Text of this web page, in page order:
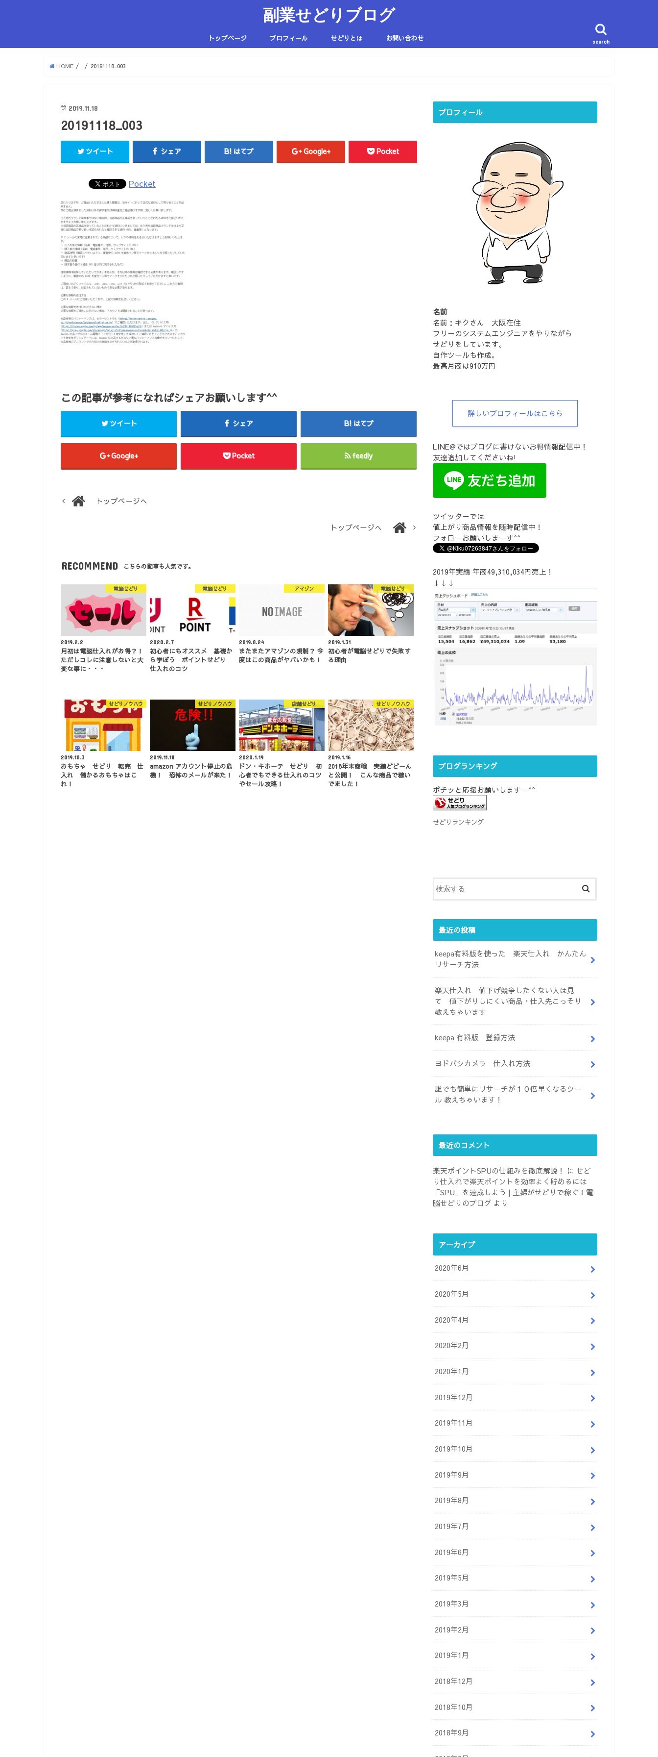
副業せどりブログ
search
トップページ プロフィール せどりとは お問い合わせ
HOME 20191118_003
2019.11.18
20191118_003
ツイート シェア はてブ Google+ Pocket
Pocket
この記事が参考になればシェアお願いします^^
ツイート シェア はてブ
Google+ Pocket feedly
トップページへ
トップページへ
RECOMMEND こちらの記事も人気です。
電脳せどり
2019.2.2
月初は電脳仕入れがお得？！
ただしコレに注意しないと大
変な事に・・・
電脳せどり
2020.2.7
初心者にもオススメ 基礎か
ら学ぼう ポイントせどり
仕入れのコツ
アマゾン
2019.8.24
またまたアマゾンの規制？ 今
度はこの商品がヤバいかも！
電脳せどり
2019.1.31
初心者が電脳せどりで失敗す
る理由
せどりノウハウ
2019.10.3
おもちゃ せどり 転売 仕
入れ 儲かるおもちゃはこ
れ！
せどりノウハウ
2019.11.18
amazon アカウント停止の危
機！ 恐怖のメールが来た！
店舗せどり
2020.1.19
ドン・キホーテ せどり 初
心者でもできる仕入れのコツ
やセール攻略！
せどりノウハウ
2019.1.16
2018年末商戦 実績どどーん
と公開！ こんな商品で稼い
でました！
プロフィール
名前
名前：キクさん 大阪在住
フリーのシステムエンジニアをやりながら
せどりをしています。
自作ツールも作成。
最高月商は910万円
詳しいプロフィールはこちら
LINE@ではブログに書けないお得情報配信中！
友達追加してくださいね!
ツイッターでは
値上がり商品情報を随時配信中！
フォローお願いしまーす^^
2019年実績 年商49,310,034円売上！
↓↓↓
ブログランキング
ポチッと応援お願いしますー^^
せどりランキング
最近の投稿
keepa有料版を使った 楽天仕入れ かんたん
リサーチ方法
楽天仕入れ 値下げ競争したくない人は見
て 値下がりしにくい商品・仕入先こっそり
教えちゃいます
keepa 有料版 登録方法
ヨドバシカメラ 仕入れ方法
誰でも簡単にリサーチが１０倍早くなるツー
ル 教えちゃいます！
最近のコメント
楽天ポイントSPUの仕組みを徹底解説！ に せど
り仕入れで楽天ポイントを効率よく貯めるには
「SPU」を達成しよう | 主婦がせどりで稼ぐ！電
脳せどりのブログ より
アーカイブ
2020年6月
2020年5月
2020年4月
2020年2月
2020年1月
2019年12月
2019年11月
2019年10月
2019年9月
2019年8月
2019年7月
2019年6月
2019年5月
2019年3月
2019年2月
2019年1月
2018年12月
2018年10月
2018年9月